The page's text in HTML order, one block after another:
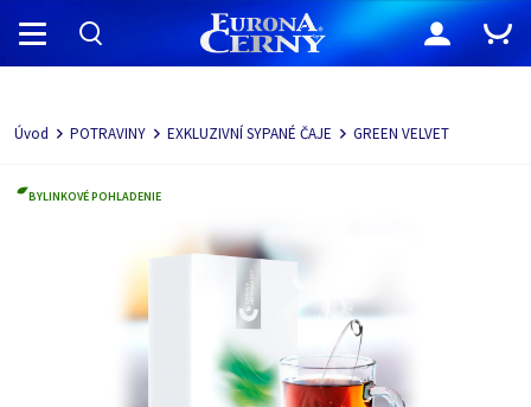
Navigácia
Úvod POTRAVINY EXKLUZIVNÍ SYPANÉ ČAJE GREEN VELVET
BYLINKOVÉ POHLADENIE